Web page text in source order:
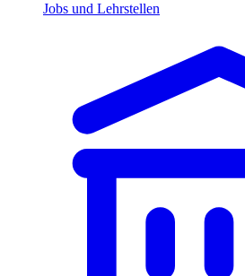
Jobs und Lehrstellen